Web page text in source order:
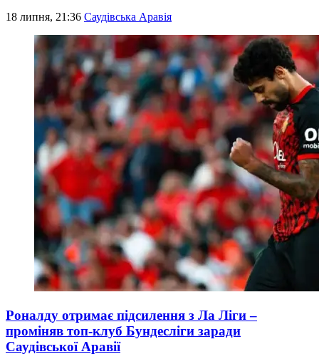
18 липня, 21:36 Саудівська Аравія
Роналду отримає підсилення з Ла Ліги –
проміняв топ-клуб Бундесліги заради
Саудівської Аравії